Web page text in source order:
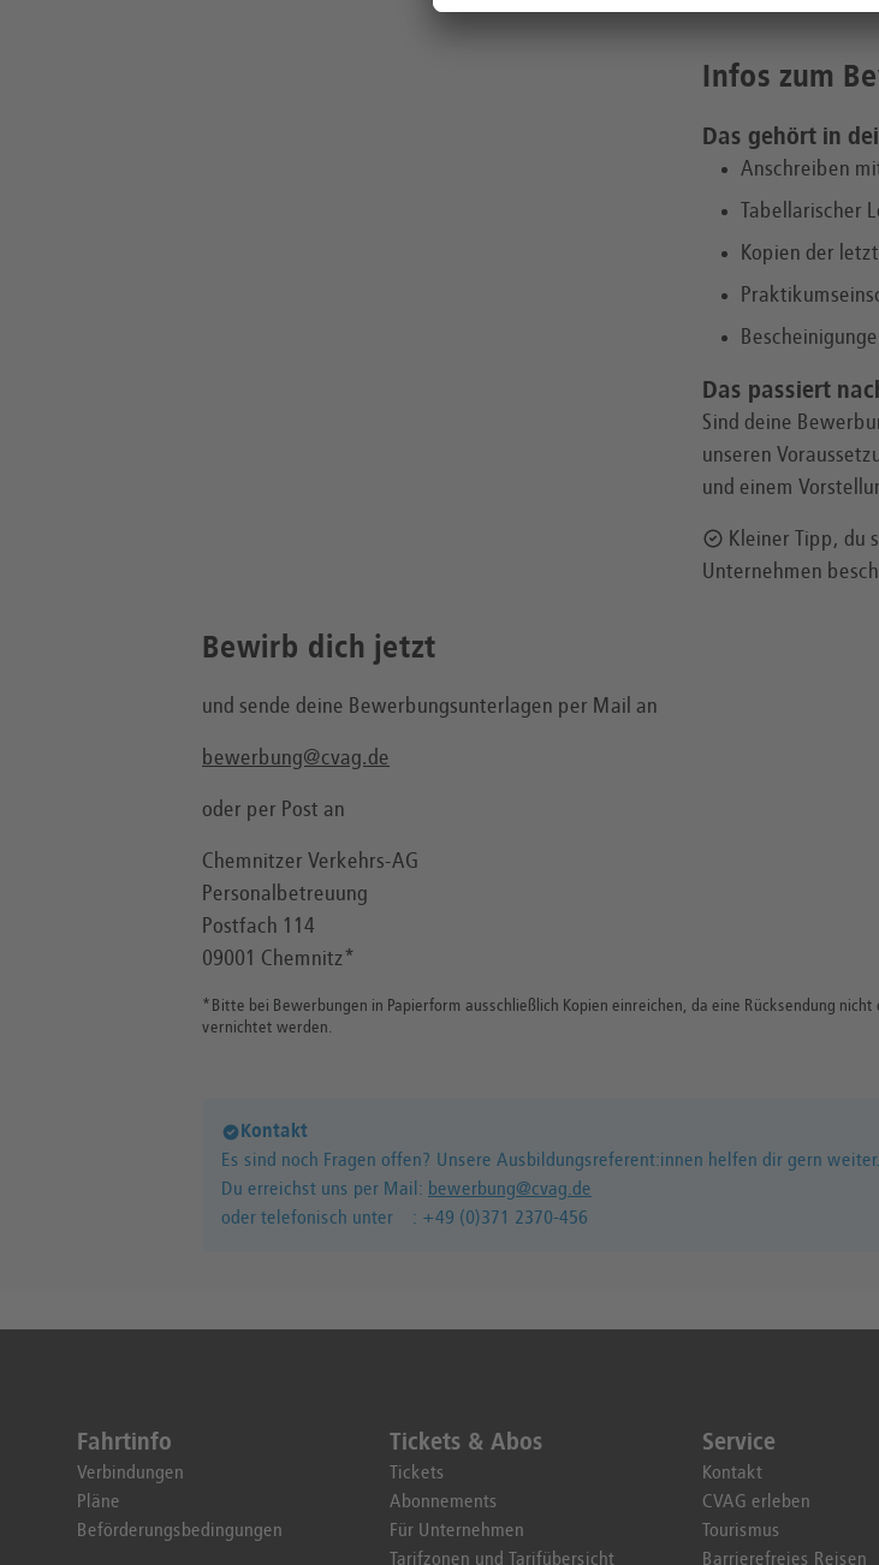
Infos zum
Das gehört in
Anschreiben
Tabellarischer
Kopien der
Das passiert
Sind deine
unseren
und einem
Kleiner Tipp, du
Unternehmen
Bewirb dich jetzt
und sende deine Bewerbungsunterlagen per Mail an
bewerbung@cvag.de
oder per Post an
Chemnitzer Verkehrs-AG
Personalbetreuung
Postfach 114
09001 Chemnitz*
*Bitte bei Bewerbungen in Papierform ausschließlich Kopien einreichen, da eine Rücksendung
vernichtet werden.
Kontakt
Es sind noch Fragen offen? Unsere Ausbildungsreferent:innen helfen dir gern weiter.
Du erreichst uns per Mail: bewerbung@cvag.de
oder telefonisch unter : +49 (0)371 2370-456
Fahrtinfo
Verbindungen
Pläne
Beförderungsbedingungen
Tickets & Abos
Tickets
Abonnements
Für Unternehmen
Tarifzonen und Tarifübersicht
Service
Kontakt
CVAG erleben
Tourismus
Barrierefreies Reisen